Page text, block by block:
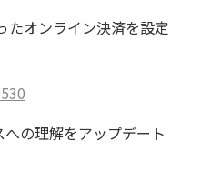
オンライン決済を設定
の理解をアップデート